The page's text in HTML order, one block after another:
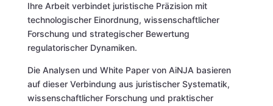
Ihre Arbeit verbindet juristische Präzision mit
technologischer Einordnung, wissenschaftlicher
Forschung und strategischer Bewertung
regulatorischer Dynamiken.
Die Analysen und White Paper von AiNJA basieren
auf dieser Verbindung aus juristischer Systematik,
wissenschaftlicher Forschung und praktischer